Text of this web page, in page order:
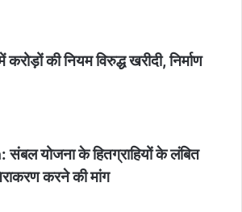
की नियम विरुद्ध खरीदी, निर्माण
योजना के हितग्राहियों के लंबित
करने की मांग